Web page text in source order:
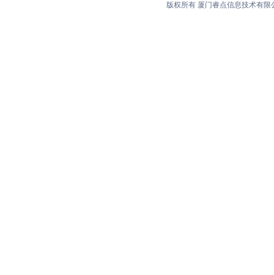
版权所有 厦门睿点信息技术有